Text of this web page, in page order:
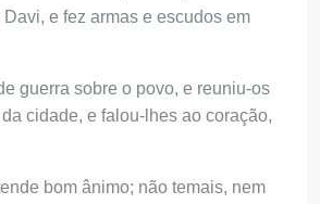
e fez armas e escudos em
guerra sobre o povo, e reuniu-os
cidade, e falou-lhes ao coração,
bom ânimo; não temais, nem